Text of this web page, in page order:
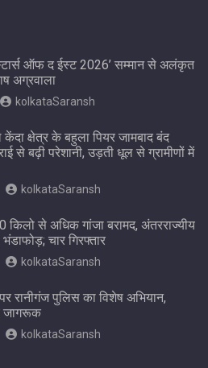
ऑफ द ईस्ट 2026’ सम्मान से अलंकृत
अग्रवाला
kolkataSaransh
केंदा क्षेत्र के बहुला पियर जामबाद बंद
से बढ़ी परेशानी, उड़ती धूल से ग्रामीणों में
kolkataSaransh
से अधिक गांजा बरामद, अंतरराज्यीय
चार गिरफ्तार
kolkataSaransh
रानीगंज पुलिस का विशेष अभियान,
जागरूक
kolkataSaransh